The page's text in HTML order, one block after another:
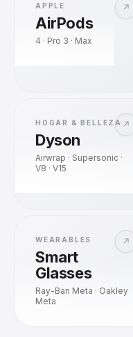
↗
APPLE
AirPods
4 · Pro 3 · Max
↗
HOGAR & BELLEZA
Dyson
Airwrap · Supersonic ·
V8 · V15
↗
WEARABLES
Smart
Glasses
Ray-Ban Meta · Oakley
Meta